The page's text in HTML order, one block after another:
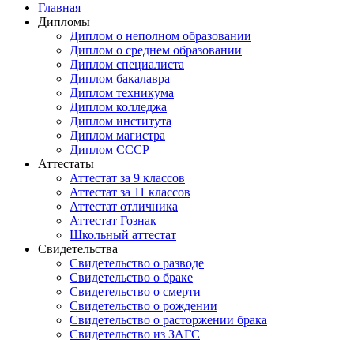
Главная
Дипломы
Диплом о неполном образовании
Диплом о среднем образовании
Диплом специалиста
Диплом бакалавра
Диплом техникума
Диплом колледжа
Диплом института
Диплом магистра
Диплом СССР
Аттестаты
Аттестат за 9 классов
Аттестат за 11 классов
Аттестат отличника
Аттестат Гознак
Школьный аттестат
Свидетельства
Свидетельство о разводе
Свидетельство о браке
Свидетельство о смерти
Свидетельство о рождении
Свидетельство о расторжении брака
Свидетельство из ЗАГС